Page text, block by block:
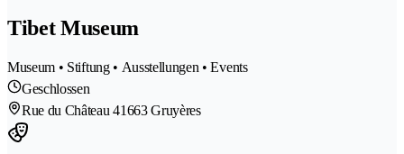
Tibet Museum
Museum • Stiftung • Ausstellungen • Events
Geschlossen
Rue du Château 41663 Gruyères